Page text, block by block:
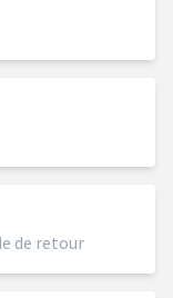
de retour